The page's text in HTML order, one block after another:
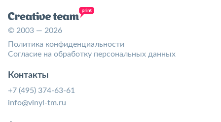
© 2003 — 2026
Политика конфиденциальности
Согласие на обработку персональных данных
Контакты
+7 (495) 374-63-61
info@vinyl-tm.ru